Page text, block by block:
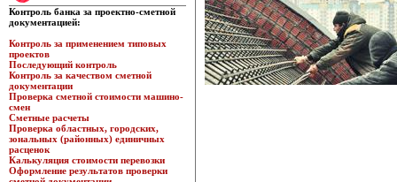
Контроль банка за проектно-сметной
документацией:
Контроль за применением типовых
проектов
Последующий контроль
Контроль за качеством сметной
документации
Проверка сметной стоимости машино-
смен
Сметные расчеты
Проверка областных, городских,
зональных (районных) единичных
расценок
Калькуляция стоимости перевозки
Оформление результатов проверки